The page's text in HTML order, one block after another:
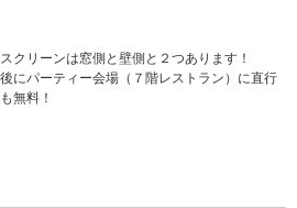
クリーンは窓側と壁側と２つあります！
にパーティー会場（７階レストラン）に直行
無料！